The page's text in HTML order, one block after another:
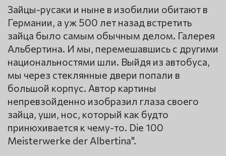
Зайцы-русаки и ныне в изобилии обитают в
Германии, а уж 500 лет назад встретить
зайца было самым обычным делом. Галерея
Альбертина. И мы, перемешавшись с другими
национальностями шли. Выйдя из автобуса,
мы через стеклянные двери попали в
большой корпус. Автор картины
непревзойденно изобразил глаза своего
зайца, уши, нос, который как будто
принюхивается к чему-то. Die 100
Meisterwerke der Albertina".